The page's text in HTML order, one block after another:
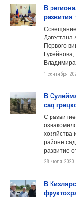
В
развития
Совещание
Дагестана
Первого
1 сентября
В
сад
С
хозяйства
районе
развитие
28 июля 2020
В